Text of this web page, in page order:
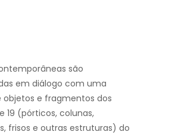
são
em diálogo com uma
objetos e fragmentos dos
19 (pórticos, colunas,
frisos e outras estruturas) do